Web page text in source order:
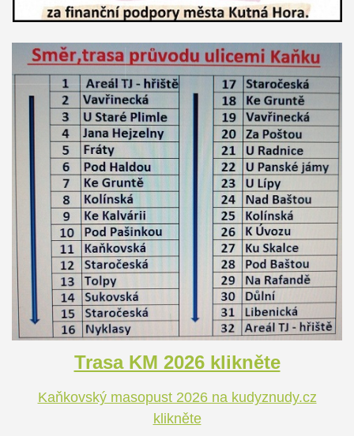
Trasa KM 2026 klikněte
Kaňkovský masopust 2026 na kudyznudy.cz
klikněte